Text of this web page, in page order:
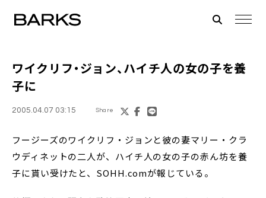
ワイクリフ・ジョン、ハイチ人の女の子を養
子に
2005.04.07 03:15 Share
フージーズのワイクリフ・ジョンと彼の妻マリー・クラ
ウディネットの二人が、ハイチ人の女の子の赤ん坊を養
子に貰い受けたと、SOHH.comが報じている。